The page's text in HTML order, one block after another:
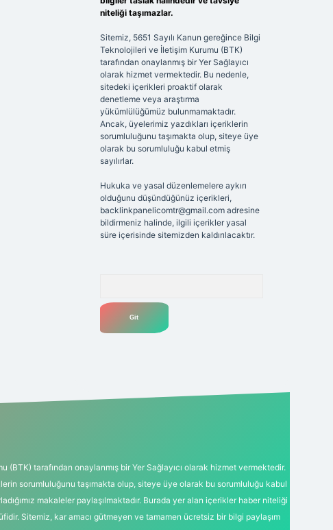
niteliği taşımazlar.
Sitemiz, 5651 Sayılı Kanun gereğince Bilgi
Teknolojileri ve İletişim Kurumu (BTK)
tarafından onaylanmış bir Yer Sağlayıcı
olarak hizmet vermektedir. Bu nedenle,
sitedeki içerikleri proaktif olarak
denetleme veya araştırma
yükümlülüğümüz bulunmamaktadır.
Ancak, üyelerimiz yazdıkları içeriklerin
sorumluluğunu taşımakta olup, siteye üye
olarak bu sorumluluğu kabul etmiş
sayılırlar.
Hukuka ve yasal düzenlemelere aykırı
olduğunu düşündüğünüz içerikleri,
backlinkpanelicomtr@gmail.comadresine
bildirmeniz halinde, ilgili içerikler yasal
süre içerisinde sitemizden kaldırılacaktır.
tarafından onaylanmış bir Yer Sağlayıcı olarak hizmet vermektedir.
sorumluluğunu taşımakta olup, siteye üye olarak bu sorumluluğu kabul
makaleler paylaşılmaktadır. Burada yer alan içerikler haber niteliği
Sitemiz, kar amacı gütmeyen ve tamamen ücretsiz bir bilgi paylaşım